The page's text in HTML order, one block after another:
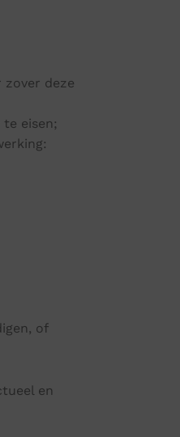
deze
eisen;
of
en